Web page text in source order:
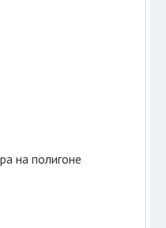
на полигоне